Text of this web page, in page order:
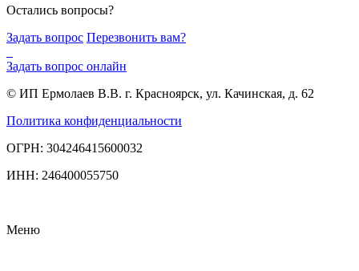
Остались вопросы?
Задать вопрос Перезвонить вам?
Задать вопрос онлайн
© ИП Ермолаев В.В. г. Красноярск, ул. Качинская, д. 62
Политика конфиденциальности
ОГРН: 304246415600032
ИНН: 246400055750
Меню